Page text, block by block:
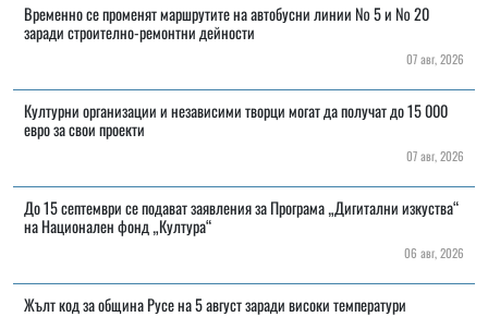
Временно се променят маршрутите на автобусни линии № 5 и № 20
заради строително-ремонтни дейности
07 авг, 2026
Културни организации и независими творци могат да получат до 15 000
евро за свои проекти
07 авг, 2026
До 15 септември се подават заявления за Програма „Дигитални изкуства“
на Национален фонд „Култура“
06 авг, 2026
Жълт код за община Русе на 5 август заради високи температури